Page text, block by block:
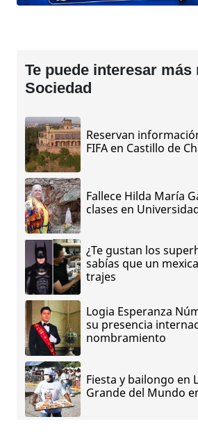
Te puede interesar más
Sociedad
Reservan
FIFA en Castillo de
Fallece Hilda María
clases en
¿Te gustan los
sabías que un
trajes
Logia Esperanza
su presencia
nombramiento
Fiesta y bailongo en
Grande del Mundo